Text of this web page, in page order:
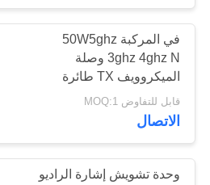
مضخم أحادي
15
في المركبة 50W5ghz
3ghz 4ghz N وصلة
الميكروويف TX طائرة
التشويش للخارج
قابل للتفاوض MOQ:1
الاتصال
وحدة تشويش إشارة الراديو